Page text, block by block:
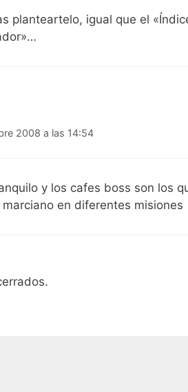
planteartelo, igual que el
2008 a las 14:54
y los cafes boss son los
en diferentes misiones